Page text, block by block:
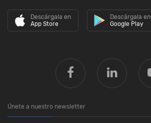
Descárgala en
App Store
Descárgala en
Google Play
Únete a nuestro newsletter